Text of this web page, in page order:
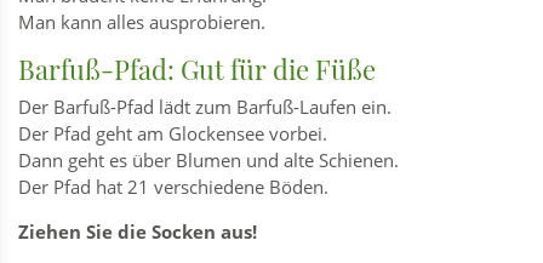
Man kann alles ausprobieren.
Barfuß-Pfad: Gut für die Füße
Der Barfuß-Pfad lädt zum Barfuß-Laufen ein.
Der Pfad geht am Glockensee vorbei.
Dann geht es über Blumen und alte Schienen.
Der Pfad hat 21 verschiedene Böden.
Ziehen Sie die Socken aus!